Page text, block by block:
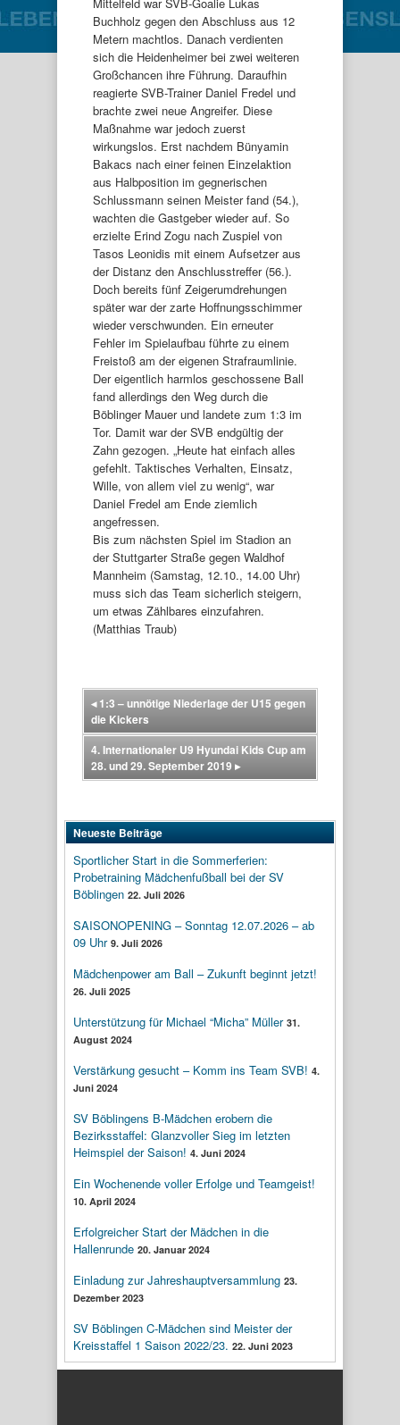
Buchholz gegen den Abschluss aus 12
Metern machtlos. Danach verdienten
sich die Heidenheimer bei zwei weiteren
Großchancen ihre Führung. Daraufhin
reagierte SVB-Trainer Daniel Fredel und
brachte zwei neue Angreifer. Diese
Maßnahme war jedoch zuerst
wirkungslos. Erst nachdem Bünyamin
Bakacs nach einer feinen Einzelaktion
aus Halbposition im gegnerischen
Schlussmann seinen Meister fand (54.),
wachten die Gastgeber wieder auf. So
erzielte Erind Zogu nach Zuspiel von
Tasos Leonidis mit einem Aufsetzer aus
der Distanz den Anschlusstreffer (56.).
Doch bereits fünf Zeigerumdrehungen
später war der zarte Hoffnungsschimmer
wieder verschwunden. Ein erneuter
Fehler im Spielaufbau führte zu einem
Freistoß am der eigenen Strafraumlinie.
Der eigentlich harmlos geschossene Ball
fand allerdings den Weg durch die
Böblinger Mauer und landete zum 1:3 im
Tor. Damit war der SVB endgültig der
Zahn gezogen. „Heute hat einfach alles
gefehlt. Taktisches Verhalten, Einsatz,
Wille, von allem viel zu wenig“, war
Daniel Fredel am Ende ziemlich
angefressen.
Bis zum nächsten Spiel im Stadion an
der Stuttgarter Straße gegen Waldhof
Mannheim (Samstag, 12.10., 14.00 Uhr)
muss sich das Team sicherlich steigern,
um etwas Zählbares einzufahren.
(Matthias Traub)
◂1:3 – unnötige Niederlage der U15 gegen
die Kickers
4. Internationaler U9 Hyundai Kids Cup am
28. und 29. September 2019 ▸
Neueste Beiträge
Sportlicher Start in die Sommerferien:
Probetraining Mädchenfußball bei der SV
Böblingen 22. Juli 2026
SAISONOPENING – Sonntag 12.07.2026 – ab
09 Uhr 9. Juli 2026
Mädchenpower am Ball – Zukunft beginnt jetzt!
26. Juli 2025
Unterstützung für Michael “Micha” Müller 31.
August 2024
Verstärkung gesucht – Komm ins Team SVB! 4.
Juni 2024
SV Böblingens B-Mädchen erobern die
Bezirksstaffel: Glanzvoller Sieg im letzten
Heimspiel der Saison! 4. Juni 2024
Ein Wochenende voller Erfolge und Teamgeist!
10. April 2024
Erfolgreicher Start der Mädchen in die
Hallenrunde 20. Januar 2024
Einladung zur Jahreshauptversammlung 23.
Dezember 2023
SV Böblingen C-Mädchen sind Meister der
Kreisstaffel 1 Saison 2022/23. 22. Juni 2023